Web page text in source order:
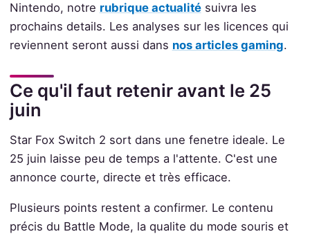
Nintendo, notre rubrique actualitésuivra les
prochains details. Les analyses sur les licences qui
reviennent seront aussi dans nos articles gaming.
Ce qu'il faut retenir avant le 25
juin
Star Fox Switch 2 sort dans une fenetre ideale. Le
25 juin laisse peu de temps a l'attente. C'est une
annonce courte, directe et très efficace.
Plusieurs points restent a confirmer. Le contenu
précis du Battle Mode, la qualite du mode souris et